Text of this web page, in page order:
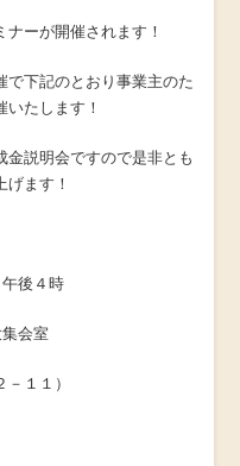
ーが開催されます！
で下記のとおり事業主のた
たします！
金説明会ですので是非とも
ます！
後４時
会室
１１）